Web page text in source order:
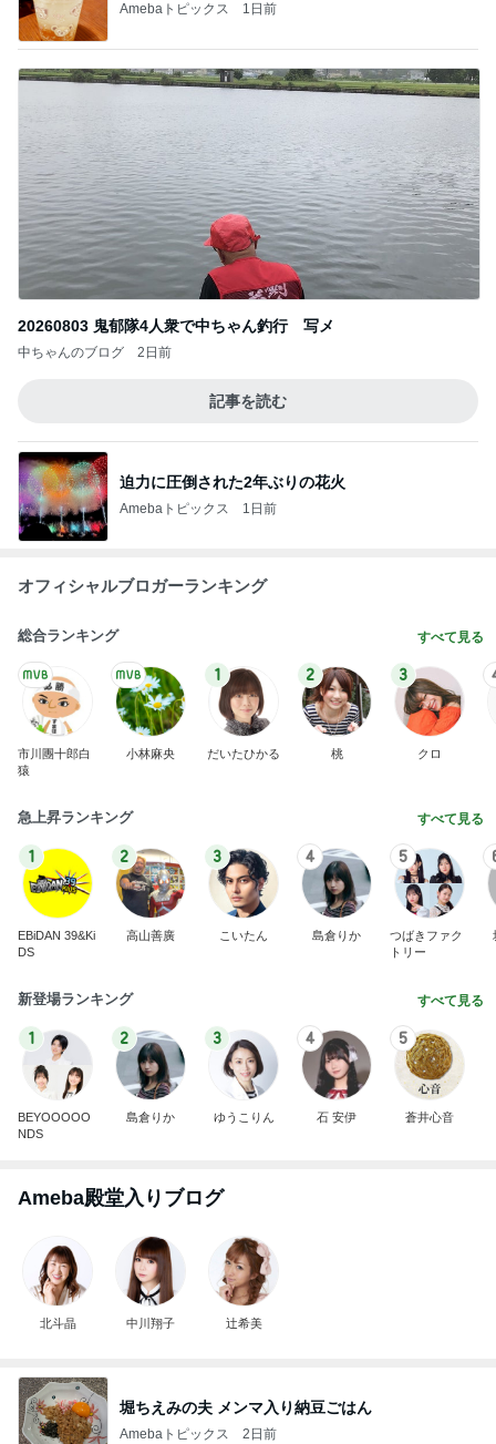
Amebaトピックス 1日前
20260803 鬼郁隊4人衆で中ちゃん釣行 写メ
中ちゃんのブログ 2日前
記事を読む
迫力に圧倒された2年ぶりの花火
Amebaトピックス 1日前
オフィシャルブロガーランキング
総合ランキング すべて見る
市川團十郎白
猿
小林麻央
1
だいたひかる
2
桃
3
クロ
急上昇ランキング すべて見る
1
EBiDAN 39&Ki
DS
2
高山善廣
3
こいたん
4
島倉りか
5
つばきファク
トリー
新登場ランキング すべて見る
1
BEYOOOOO
NDS
2
島倉りか
3
ゆうこりん
4
石 安伊
5
蒼井心音
Ameba殿堂入りブログ
北斗晶 中川翔子 辻希美
堀ちえみの夫 メンマ入り納豆ごはん
Amebaトピックス 2日前